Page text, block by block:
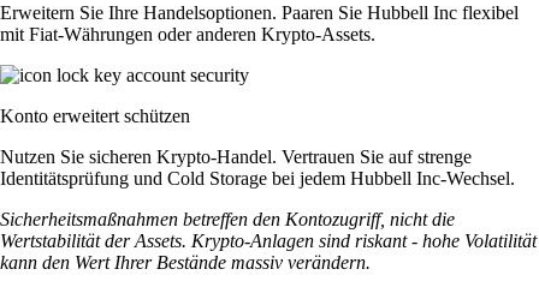
Erweitern Sie Ihre Handelsoptionen. Paaren Sie Hubbell Inc flexibel
mit Fiat-Währungen oder anderen Krypto-Assets.
Konto erweitert schützen
Nutzen Sie sicheren Krypto-Handel. Vertrauen Sie auf strenge
Identitätsprüfung und Cold Storage bei jedem Hubbell Inc-Wechsel.
Sicherheitsmaßnahmen betreffen den Kontozugriff, nicht die
Wertstabilität der Assets. Krypto-Anlagen sind riskant - hohe Volatilität
kann den Wert Ihrer Bestände massiv verändern.